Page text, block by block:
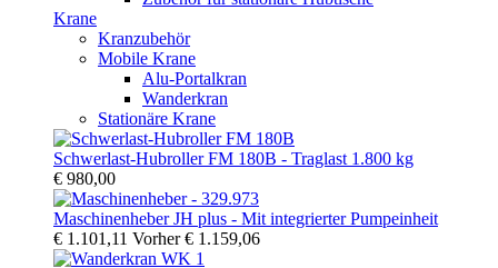
Krane
Kranzubehör
Mobile Krane
Alu-Portalkran
Wanderkran
Stationäre Krane
Schwerlast-Hubroller FM 180B - Traglast 1.800 kg
€ 980,00
Maschinenheber JH plus - Mit integrierter Pumpeinheit
€ 1.101,11 Vorher€ 1.159,06